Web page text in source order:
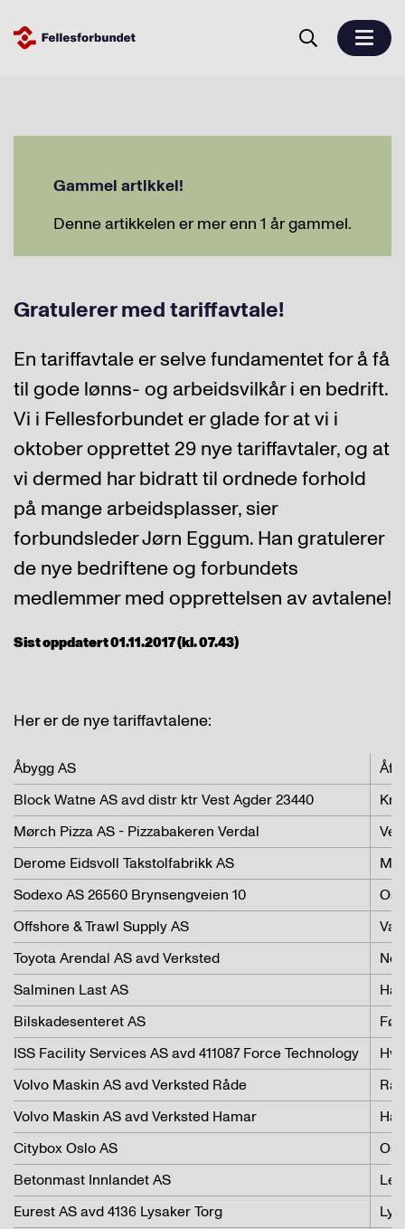
Gammel artikkel!
Denne artikkelen er mer enn 1 år gammel.
Gratulerer med tariffavtale!
En tariffavtale er selve fundamentet for å få
til gode lønns- og arbeidsvilkår i en bedrift.
Vi i Fellesforbundet er glade for at vi i
oktober opprettet 29 nye tariffavtaler, og at
vi dermed har bidratt til ordnede forhold
på mange arbeidsplasser, sier
forbundsleder Jørn Eggum. Han gratulerer
de nye bedriftene og forbundets
medlemmer med opprettelsen av avtalene!
Sist oppdatert 01.11.2017 (kl. 07.43)
Her er de nye tariffavtalene:
Åbygg AS
Block Watne AS avd distr ktr Vest Agder 23440
Mørch Pizza AS - Pizzabakeren Verdal
Derome Eidsvoll Takstolfabrikk AS
Sodexo AS 26560 Brynsengveien 10
Offshore & Trawl Supply AS
Toyota Arendal AS avd Verksted
Salminen Last AS
Bilskadesenteret AS
ISS Facility Services AS avd 411087 Force Technology
Volvo Maskin AS avd Verksted Råde
Volvo Maskin AS avd Verksted Hamar
Citybox Oslo AS
Betonmast Innlandet AS
Eurest AS avd 4136 Lysaker Torg